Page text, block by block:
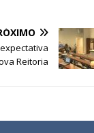
Reitoria